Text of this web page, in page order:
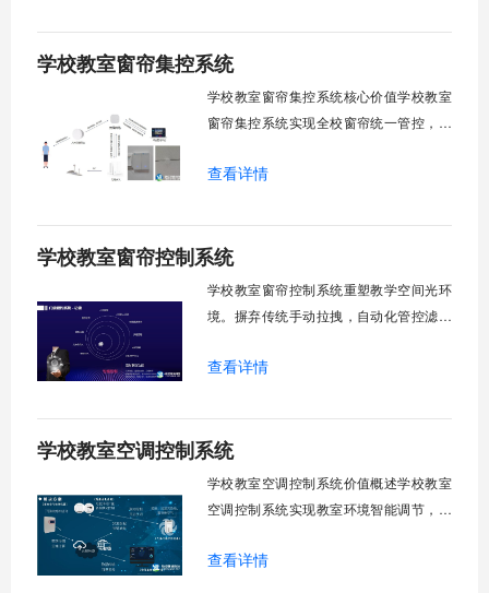
分组联动、安全防护六大模块一体化运
行，为学校提供精细化风扇管理方案。
学校教室窗帘集控系统
学校教室窗帘集控系统核心价值学校教室
窗帘集控系统实现全校窗帘统一管控，提
能化改造后，一键完成全校窗帘开合，节
生视力健康，营造舒适教学环境。节能减
排效果显著，延长窗帘使用寿命，降低学
查看详情
学校教室窗帘控制系统
学校教室窗帘控制系统重塑教学空间光环
境。摒弃传统手动拉拽，自动化管控滤除
足，节能降耗。精准适配多媒体教学、考
能智慧校园生态升级。智能光感调节1. 动
态光照追踪实时捕捉室外照度参数。光照
查看详情
学校教室空调控制系统
学校教室空调控制系统价值概述学校教室
空调控制系统实现教室环境智能调节，提
管理全校空调设备，远程监控运行状态，
查看详情